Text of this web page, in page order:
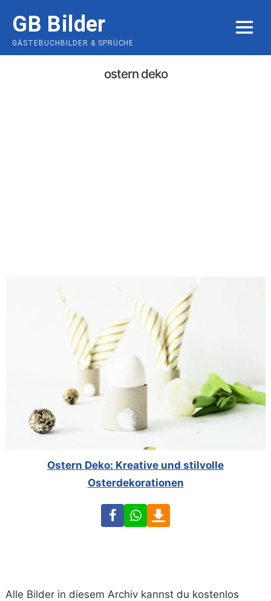
content
GB Bilder
GÄSTEBUCHBILDER & SPRÜCHE
MENU
ostern deko
Ostern Deko: Kreative und stilvolle
Osterdekorationen
FacebookWhatsApp
Alle Bilder in diesem Archiv kannst du kostenlos